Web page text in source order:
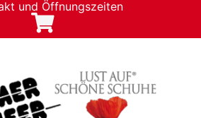
und Öffnungszeiten